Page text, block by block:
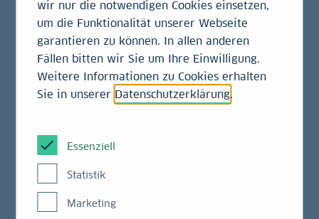
Millionen Euro)
Kundengeschäft trotz schwierigem Umfeld mit
stabilen Erträgen
Adäquate Risikostruktur bei weiter verbesserter
(gemäß CRR/CRD IV mit Übergangsregeln)
Für das Gesamtjahr 2015 wird das
Vorsteuerergebnis weiterhin moderat über dem
Vorjahresniveau erwartet
wir nur die notwendigen Cookies einsetzen,
um die Funktionalität unserer Webseite
garantieren zu können. In allen anderen
Fällen bitten wir Sie um Ihre Einwilligung.
Weitere Informationen zu Cookies erhalten
Sie in unserer Datenschutzerklärung
Essenziell
Statistik
Marketing